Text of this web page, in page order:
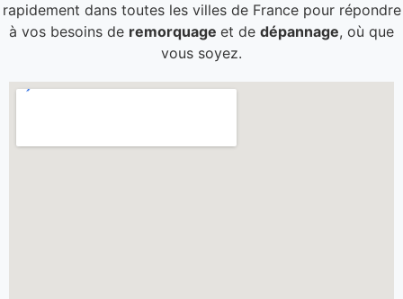
rapidement dans toutes les villes de France pour répondre
à vos besoins de remorquage et de dépannage, où que
vous soyez.